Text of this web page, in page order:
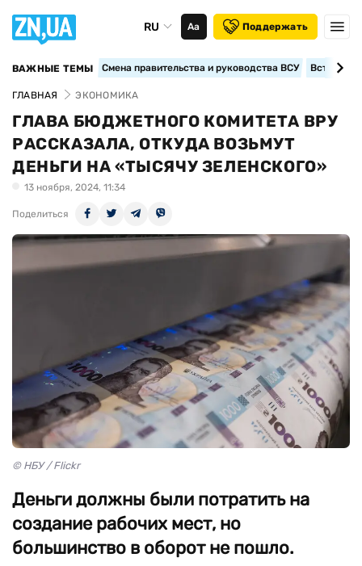
RU Аа Поддержать
ВАЖНЫЕ ТЕМЫ Смена правительства и руководства ВСУ
ГЛАВНАЯ ЭКОНОМИКА
ГЛАВА БЮДЖЕТНОГО КОМИТЕТА ВРУ
РАССКАЗАЛА, ОТКУДА ВОЗЬМУТ
ДЕНЬГИ НА «ТЫСЯЧУ ЗЕЛЕНСКОГО»
13 ноября, 2024, 11:34
Поделиться
© НБУ / Flickr
Деньги должны были потратить на
создание рабочих мест, но
большинство в оборот не пошло.